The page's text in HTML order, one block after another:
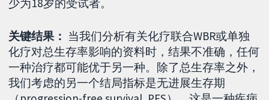
少为18岁的受试者。
关键结果： 当我们分析有关化疗联合WBR或单独
化疗对总生存率影响的资料时，结果不准确，任何
一种治疗都可能优于另一种。除了总生存率之外，
我们考虑的另一个结局指标是无进展生存期